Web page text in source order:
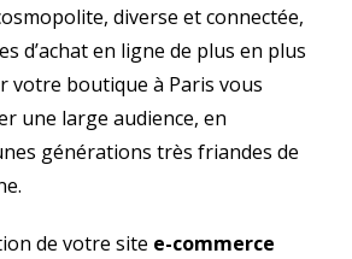
diverse et connectée,
d’achat en ligne de plus en plus
votre boutique à Paris vous
une large audience, en
générations très friandes de
de votre site e-commerce